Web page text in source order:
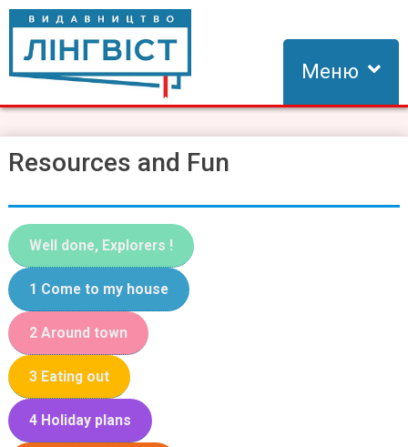
Skip
content
Видавництво Лінгвіст
Видавництво Лінгвіст – адаптація та створення видань для
Меню
Resources and Fun
Well done, Explorers !
1 Come to my house
2 Around town
3 Eating out
4 Holiday plans